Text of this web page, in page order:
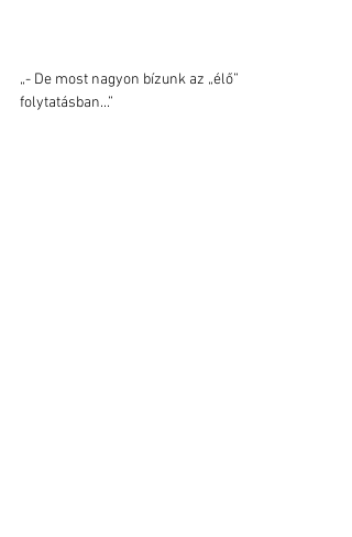
„- De most nagyon bízunk az „élő”
folytatásban...”